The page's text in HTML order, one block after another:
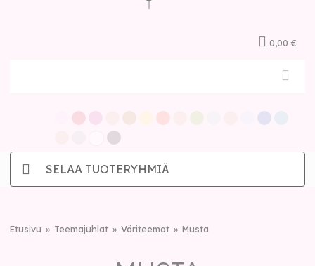
0,00 €
SELAA TUOTERYHMIÄ
Etusivu Teemajuhlat Väriteemat Musta